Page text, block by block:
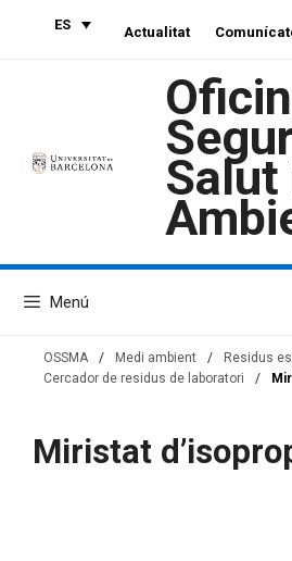
ES Actualitat
Salut
Menú
OSSMA / Medi ambient / Residus
Cercador de residus de laboratori
/
Miristat